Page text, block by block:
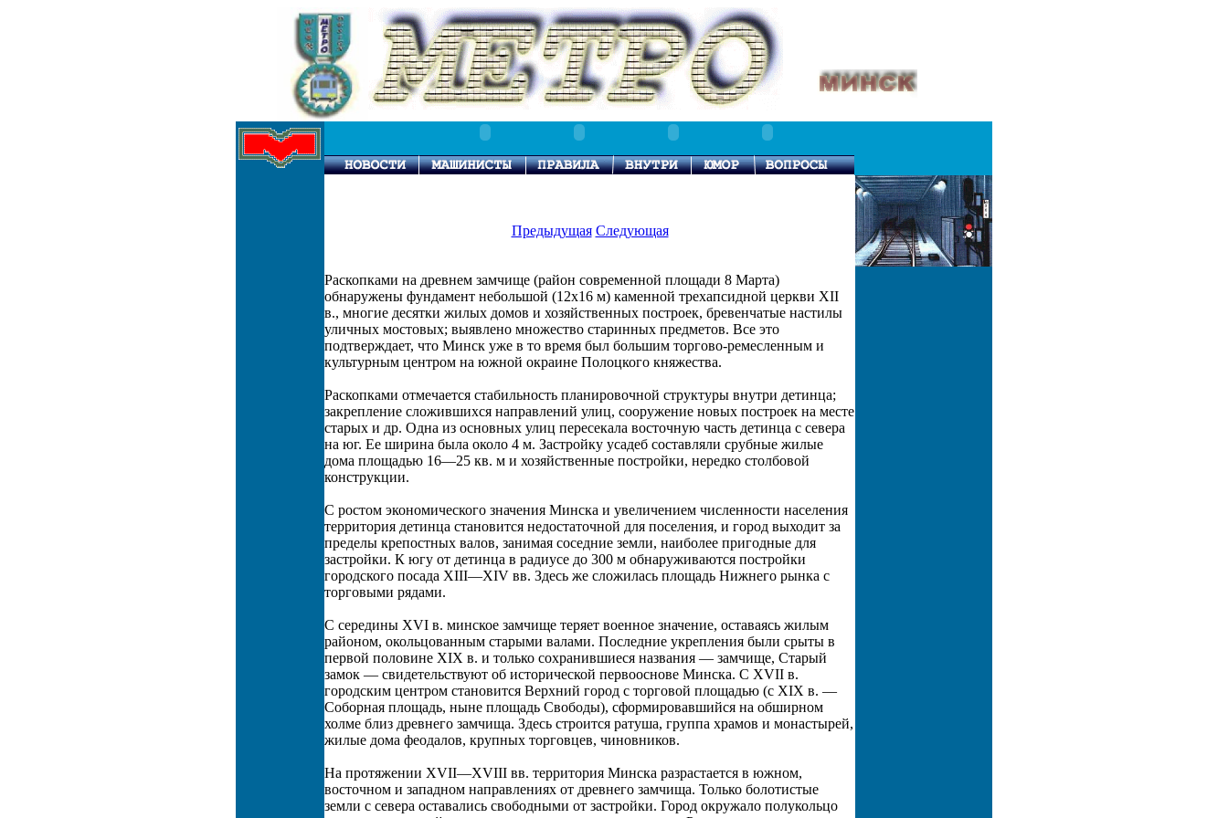
Предыдущая Следующая
Раскопками на древнем замчище (район современной площади 8 Марта)
обнаружены фундамент небольшой (12x16 м) каменной трехапсидной церкви XII
в., многие десятки жилых домов и хозяйственных построек, бревенчатые настилы
уличных мостовых; выявлено множество старинных предметов. Все это
подтверждает, что Минск уже в то время был большим торгово-ремесленным и
культурным центром на южной окраине Полоцкого княжества.
Раскопками отмечается стабильность планировочной структуры внутри детинца;
закрепление сложившихся направлений улиц, сооружение новых построек на месте
старых и др. Одна из основных улиц пересекала восточную часть детинца с севера
на юг. Ее ширина была около 4 м. Застройку усадеб составляли срубные жилые
дома площадью 16—25 кв. м и хозяйственные постройки, нередко столбовой
конструкции.
С ростом экономического значения Минска и увеличением численности населения
территория детинца становится недостаточной для поселения, и город выходит за
пределы крепостных валов, занимая соседние земли, наиболее пригодные для
застройки. К югу от детинца в радиусе до 300 м обнаруживаются постройки
городского посада XIII—XIV вв. Здесь же сложилась площадь Нижнего рынка с
торговыми рядами.
С середины XVI в. минское замчище теряет военное значение, оставаясь жилым
районом, окольцованным старыми валами. Последние укрепления были срыты в
первой половине XIX в. и только сохранившиеся названия — замчище, Старый
замок — свидетельствуют об исторической первооснове Минска. С XVII в.
городским центром становится Верхний город с торговой площадью (с XIX в. —
Соборная площадь, ныне площадь Свободы), сформировавшийся на обширном
холме близ древнего замчища. Здесь строится ратуша, группа храмов и монастырей,
жилые дома феодалов, крупных торговцев, чиновников.
На протяжении XVII—XVIII вв. территория Минска разрастается в южном,
восточном и западном направлениях от древнего замчища. Только болотистые
земли с севера оставались свободными от застройки. Город окружало полукольцо